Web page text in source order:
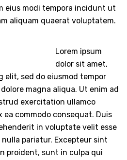
eius modi tempora incidunt ut
aliquam quaerat voluptatem.
Lorem ipsum
dolor sit amet,
elit, sed do eiusmod tempor
magna aliqua. Ut enim ad
exercitation ullamco
ea commodo consequat. Duis
in voluptate velit esse
pariatur. Excepteur sint
proident, sunt in culpa qui